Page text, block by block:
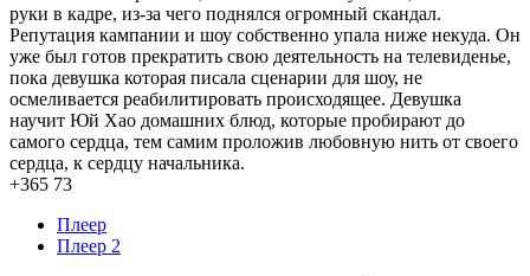
руки в кадре, из-за чего поднялся огромный скандал.
Репутация кампании и шоу собственно упала ниже некуда. Он
уже был готов прекратить свою деятельность на телевиденье,
пока девушка которая писала сценарии для шоу, не
осмеливается реабилитировать происходящее. Девушка
научит Юй Хао домашних блюд, которые пробирают до
самого сердца, тем самим проложив любовную нить от своего
сердца, к сердцу начальника.
+365 73
Плеер
Плеер 2